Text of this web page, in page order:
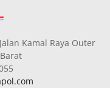
Kamal Raya Outer